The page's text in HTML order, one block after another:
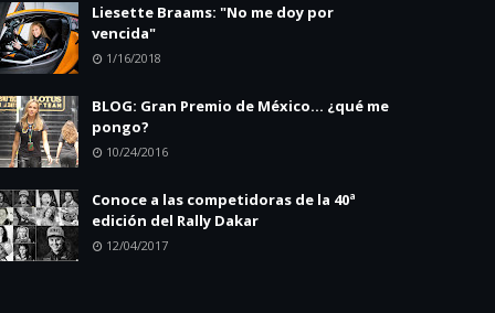
Liesette Braams: "No me doy por
vencida"
1/16/2018
BLOG: Gran Premio de México... ¿qué me
pongo?
10/24/2016
Conoce a las competidoras de la 40ª
edición del Rally Dakar
12/04/2017